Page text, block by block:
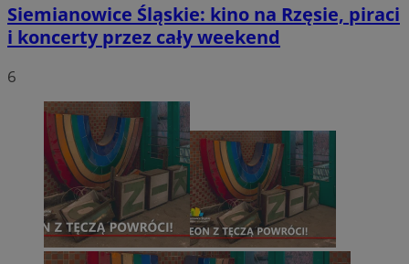
Siemianowice Śląskie: kino na Rzęsie, piraci
i koncerty przez cały weekend
6